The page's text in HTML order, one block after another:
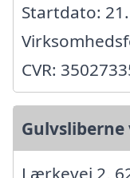
Startdato:
CVR:
Gulvsliberne
Lærkevej 2,